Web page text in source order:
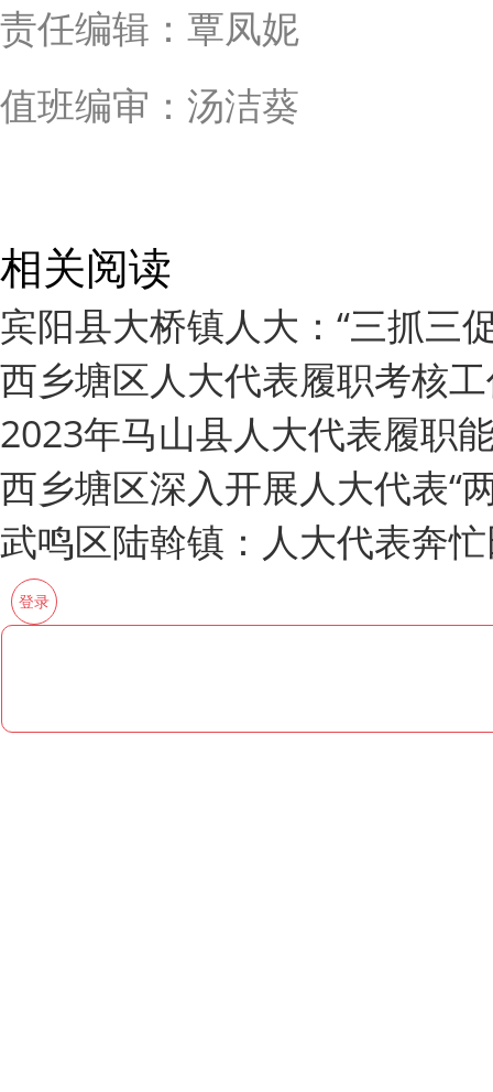
责任编辑：覃凤妮
值班编审：汤洁葵
相关阅读
宾阳县大桥镇人大：“三抓三
西乡塘区人大代表履职考核
2023年马山县人大代表履职
西乡塘区深入开展人大代表“
武鸣区陆斡镇：人大代表奔
登录